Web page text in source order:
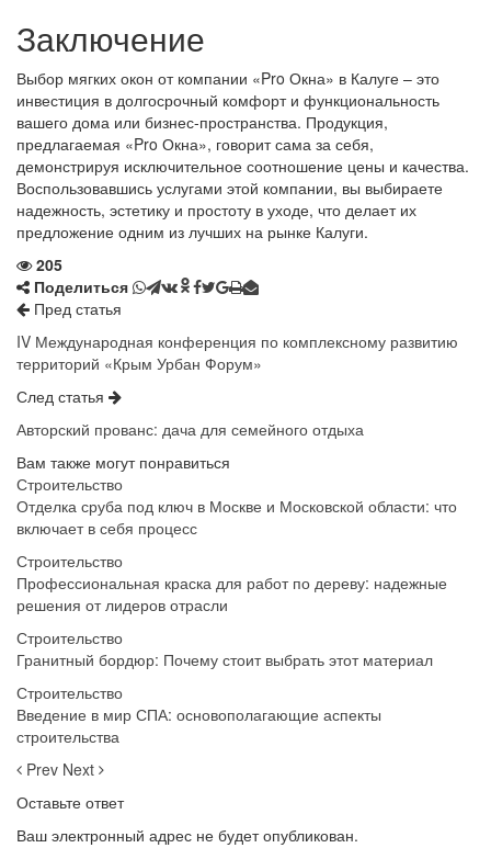
Заключение
Выбор мягких окон от компании «Pro Окна» в Калуге – это
инвестиция в долгосрочный комфорт и функциональность
вашего дома или бизнес-пространства. Продукция,
предлагаемая «Pro Окна», говорит сама за себя,
демонстрируя исключительное соотношение цены и качества.
Воспользовавшись услугами этой компании, вы выбираете
надежность, эстетику и простоту в уходе, что делает их
предложение одним из лучших на рынке Калуги.
205
Поделиться
Пред статья
IV Международная конференция по комплексному развитию
территорий «Крым Урбан Форум»
След статья
Авторский прованс: дача для семейного отдыха
Вам также могут понравиться
Строительство
Отделка сруба под ключ в Москве и Московской области: что
включает в себя процесс
Строительство
Профессиональная краска для работ по дереву: надежные
решения от лидеров отрасли
Строительство
Гранитный бордюр: Почему стоит выбрать этот материал
Строительство
Введение в мир СПА: основополагающие аспекты
строительства
Prev Next
Оставьте ответ
Ваш электронный адрес не будет опубликован.